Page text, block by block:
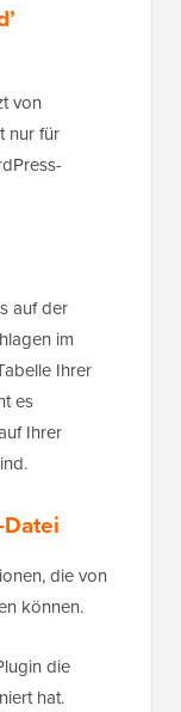
von
nur für
auf der
im
Ihrer
es
Ihrer
die von
können.
die
hat.